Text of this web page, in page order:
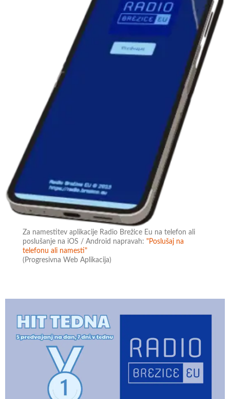
Za namestitev aplikacije Radio Brežice Eu na telefon ali
poslušanje na iOS / Android napravah:"Poslušaj na
telefonu ali namesti"
(Progresivna Web Aplikacija)